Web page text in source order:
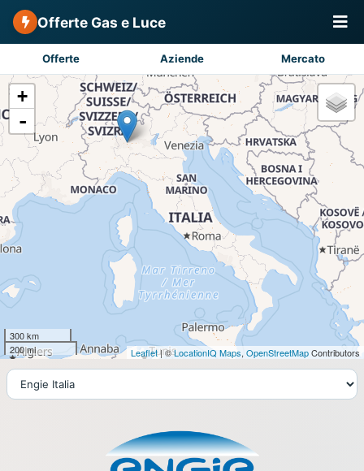
Offerte Gas e Luce
Offerte Aziende Mercato
+
-
300 km
200 mi
Leaflet| ©LocationIQ Maps, OpenStreetMapContributors